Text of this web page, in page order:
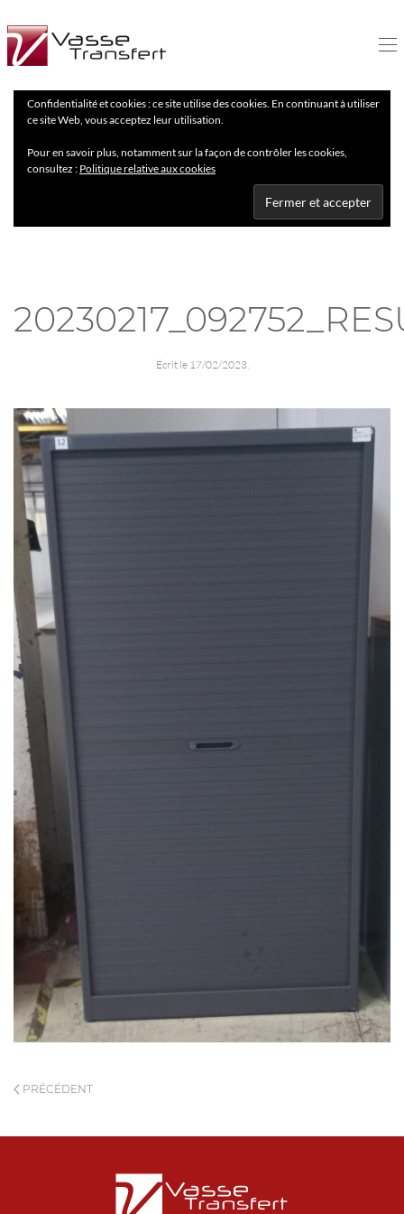
Confidentialité et cookies : ce site utilise des cookies. En continuant à utiliser
ce site Web, vous acceptez leur utilisation.
Pour en savoir plus, notamment sur la façon de contrôler les cookies,
consultez : Politique relative aux cookies
Écrit le 17/02/2023.
PRÉCÉDENT